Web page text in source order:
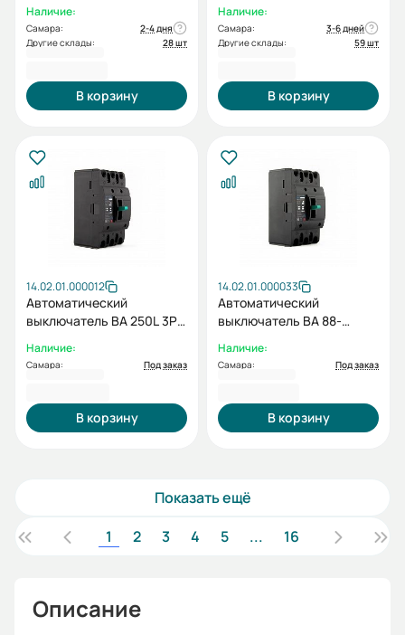
415 АС ESQ
Наличие:
Самара:
2-4 дня
Другие склады:
28 шт
В корзину
25кА AC380/415В ESQ
Наличие:
Самара:
3-6 дней
Другие склады:
59 шт
В корзину
14.02.01.000012
Автоматический
выключатель ВА 250L 3P
Наличие:
Самара: Под заказ
В корзину
14.02.01.000033
Автоматический
выключатель ВА 88-
415 АС ESQ
Наличие:
Самара: Под заказ
В корзину
Показать ещё
1
2 3 4 5 ... 16
Описание